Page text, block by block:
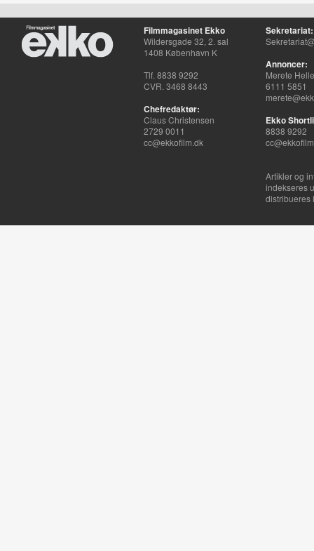
Filmmagasinet Ekko
Wildersgade 32, 2. sal
1408 København K
Tlf. 8838 9292
CVR. 3468 8443
Chefredaktør:
Claus Christensen
2729 0011
cc@ekkofilm.dk
Sekretariat:
Annoncer:
Merete
6111 5851
Ekko
8838 9292
Artikler og
indekseres
distribueres